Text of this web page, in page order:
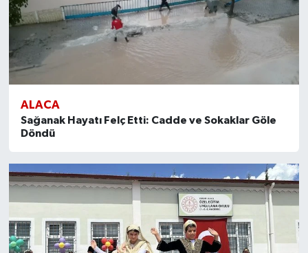
ALACA
Sağanak Hayatı Felç Etti: Cadde ve Sokaklar Göle
Döndü